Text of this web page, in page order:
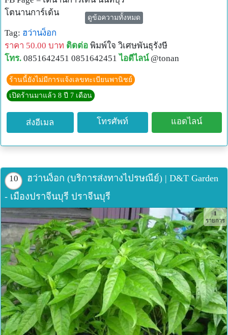
โตนานการ์เด้น
ร้านต้นไม้ตั้งอยู่ที่ซอยนนทบุรี24/1ถนนสนามบินน้ำนนทบุรี
อยู่ใกล้กับกองสลากและกระทรวงพาณิชย์
เปิดบริการทุกวัน (จ-อา) เวลา9.00น.-18.00น.
จำหน่ายปลีก-ส่ง
ต้นหญ้าหวานและชาหญ้าหวาน/หนานเฉาเหว่ย(ป่าช้าเหงา)/
พลูคาว/จิงจูฉ่าย/เก๊กฮวยขาว/เก๊กฮวยเหลือง/เฉาก๊วย/วอเต
อร์เครสฮาวาย/ผักปลัง/อ่อมแซบ/โสมไทย/พรมมิ/ผักไชยา(คะ
น้าแม็กซิกัน)/ผักเชียงดา/ผักกูด/บอระเพ็ด/กระเจียวหวาน/
รางจืด/ย่านางแดง/อัญชันดอกซ้อน/ใบชะพลู/ฟ้าทะลายโจร/
สันพร้าหอม/แคทนิป/ครอบจักรวาล และต้นสมุนไพรอื่นๆอื่นๆ
ดูข้อความทั้งหมด
Tag: ฮว่านง็อก
ราคา 50.00 บาท ติดต่อ พิมพ์ใจ วิเศษพันธุรังษี
โทร. 0851642451 0851642451 ไอดีไลน์ @tonan
ร้านนี้ยังไม่มีการแจ้งเลขทะเบียนพานิชย์
เปิดร้านมาแล้ว 8 ปี 7 เดือน
ส่งอีเมล โทรศัพท์ แอดไลน์
10
ฮว่านง็อก (บริการส่งทางไปรษณีย์) | D&T Garden
- เมืองปราจีนบุรี ปราจีนบุรี
1
รายการ